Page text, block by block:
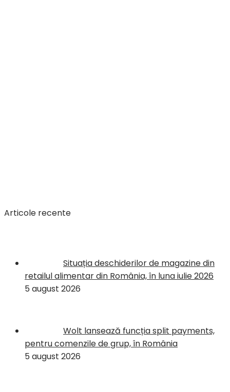
Articole recente
Situația deschiderilor de magazine din
retailul alimentar din România, în luna iulie 2026
5 august 2026
Wolt lansează funcția split payments,
pentru comenzile de grup, în România
5 august 2026